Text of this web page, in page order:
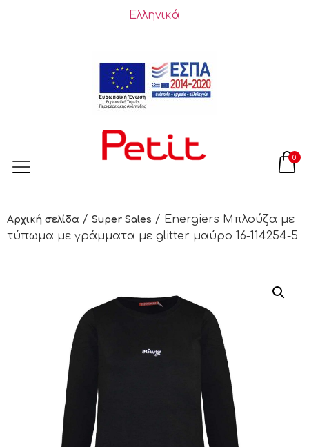
Ελληνικά
0
Αρχική σελίδα / Super Sales / Energiers Μπλούζα με
τύπωμα με γράμματα με glitter μαύρο 16-114254-5